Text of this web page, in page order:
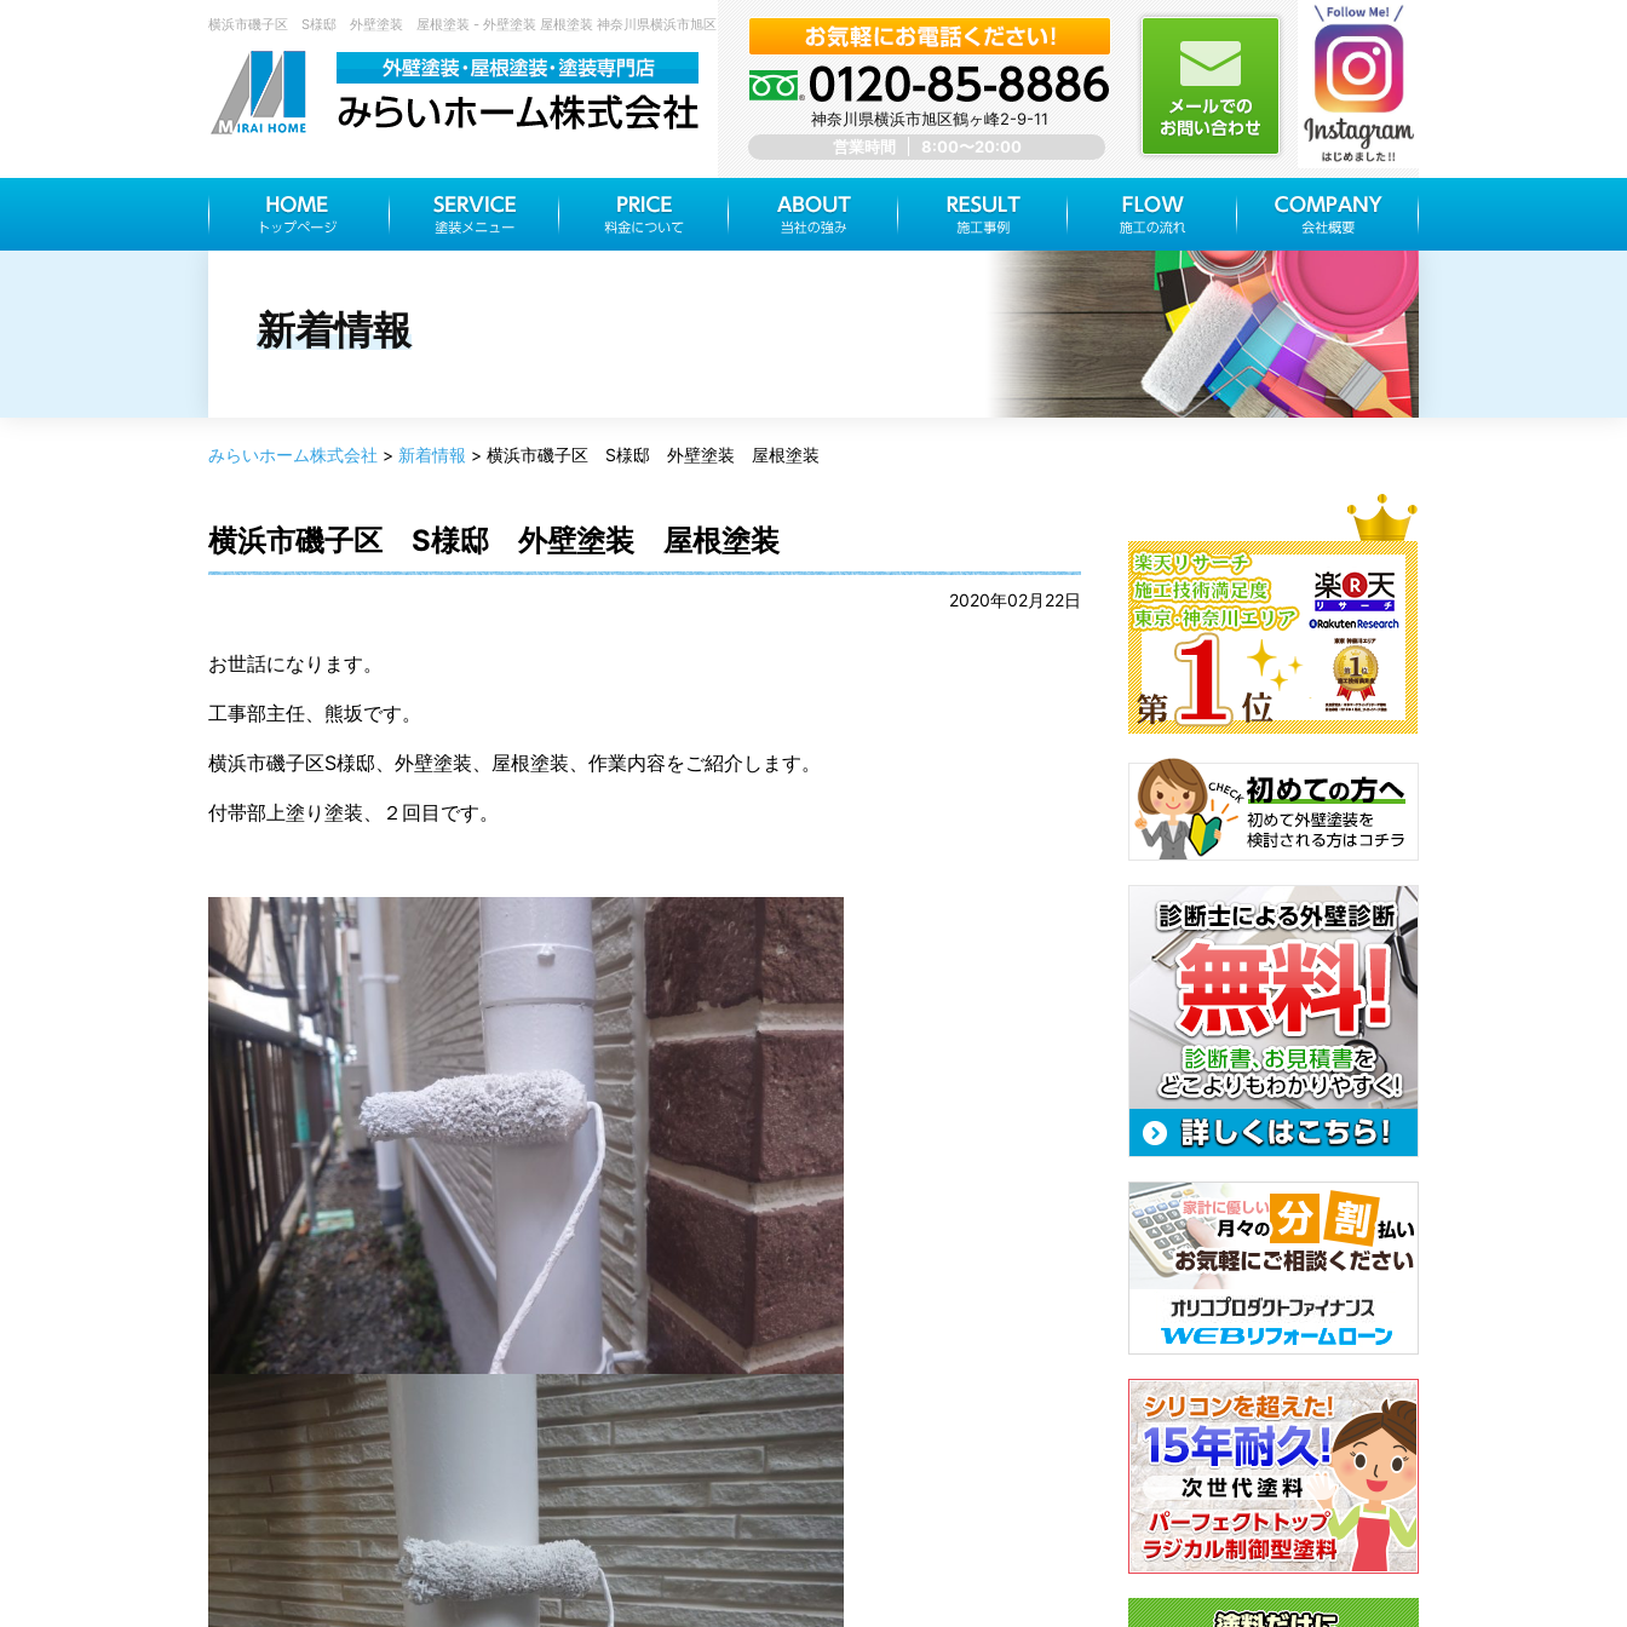
横浜市磯子区 S様邸 外壁塗装 屋根塗装 - 外壁塗装 屋根塗装 神奈川県横浜市旭区 みらいホーム株式会社
神奈川県横浜市旭区鶴ヶ峰2-9-11
営業時間
8:00〜20:00
新着情報
みらいホーム株式会社 > 新着情報 > 横浜市磯子区 S様邸 外壁塗装 屋根塗装
横浜市磯子区 S様邸 外壁塗装 屋根塗装
2020年02月22日
お世話になります。
工事部主任、熊坂です。
横浜市磯子区S様邸、外壁塗装、屋根塗装、作業内容をご紹介します。
付帯部上塗り塗装、２回目です。